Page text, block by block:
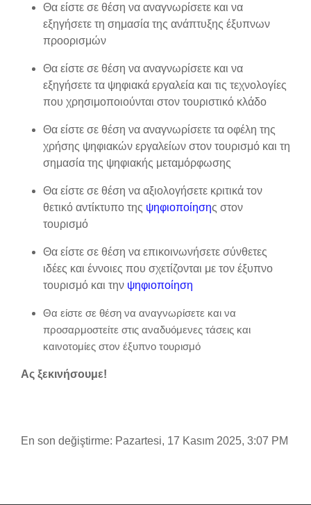
Θα είστε σε θέση να αναγνωρίσετε και να
εξηγήσετε τη σημασία της ανάπτυξης έξυπνων
προορισμών
Θα είστε σε θέση να αναγνωρίσετε και να
εξηγήσετε τα ψηφιακά εργαλεία και τις τεχνολογίες
που χρησιμοποιούνται στον τουριστικό κλάδο
Θα είστε σε θέση να αναγνωρίσετε τα οφέλη της
χρήσης ψηφιακών εργαλείων στον τουρισμό και τη
σημασία της ψηφιακής μεταμόρφωσης
Θα είστε σε θέση να αξιολογήσετε κριτικά τον
θετικό αντίκτυπο της ψηφιοποίησης στον
τουρισμό
Θα είστε σε θέση να επικοινωνήσετε σύνθετες
ιδέες και έννοιες που σχετίζονται με τον έξυπνο
τουρισμό και την ψηφιοποίηση
Θα είστε σε θέση να αναγνωρίσετε και να
προσαρμοστείτε στις αναδυόμενες τάσεις και
καινοτομίες στον έξυπνο τουρισμό
Ας ξεκινήσουμε!
En son değiştirme: Pazartesi, 17 Kasım 2025, 3:07 PM